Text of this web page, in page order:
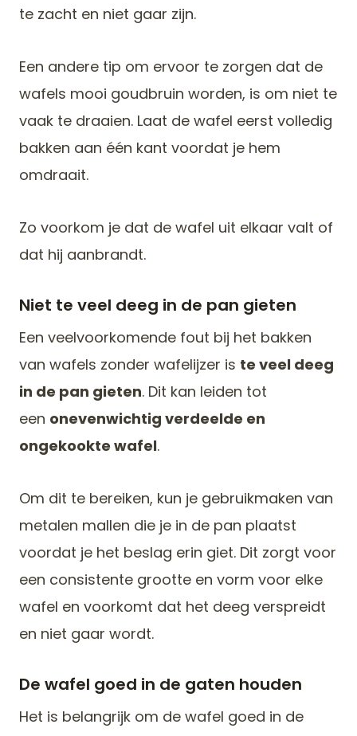
te zacht en niet gaar zijn.
Een andere tip om ervoor te zorgen dat de
wafels mooi goudbruin worden, is om niet te
vaak te draaien. Laat de wafel eerst volledig
bakken aan één kant voordat je hem
omdraait.
Zo voorkom je dat de wafel uit elkaar valt of
dat hij aanbrandt.
Niet te veel deeg in de pan gieten
Een veelvoorkomende fout bij het bakken
van wafels zonder wafelijzer is te veel deeg
in de pan gieten. Dit kan leiden tot
een onevenwichtig verdeelde en
ongekookte wafel.
Om dit te bereiken, kun je gebruikmaken van
metalen mallen die je in de pan plaatst
voordat je het beslag erin giet. Dit zorgt voor
een consistente grootte en vorm voor elke
wafel en voorkomt dat het deeg verspreidt
en niet gaar wordt.
De wafel goed in de gaten houden
Het is belangrijk om de wafel goed in de